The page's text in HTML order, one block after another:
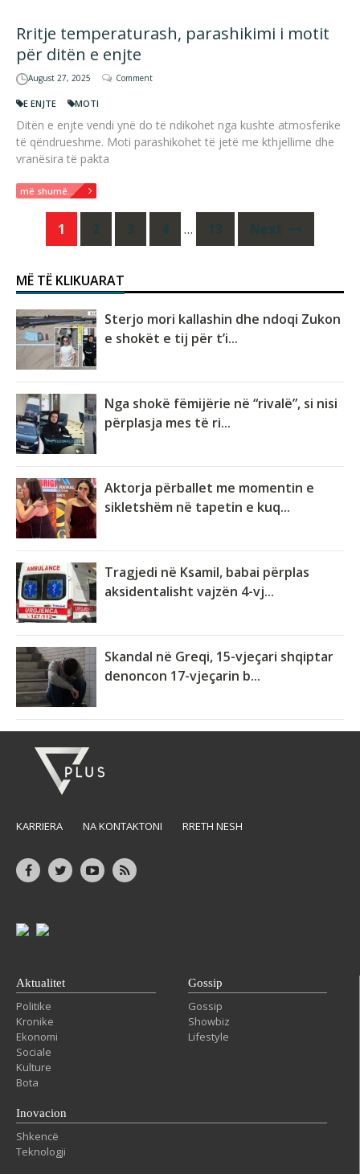
Rritje temperaturash, parashikimi i motit
për ditën e enjte
August 27, 2025 Comment
E ENJTE MOTI
Ditën e enjte vendi ynë do të ndikohet nga kushte atmosferike
të qëndrueshme. Moti parashikohet të jetë me kthjellime dhe
vranësira të pakta
më shumë...
Posts
navigation
1 2 3 4 … 13 Next
MË TË KLIKUARAT
Sterjo mori kallashin dhe ndoqi Zukon
e shokët e tij për t’i...
Nga shokë fëmijërie në “rivalë”, si nisi
përplasja mes të ri...
Aktorja përballet me momentin e
sikletshëm në tapetin e kuq...
Tragjedi në Ksamil, babai përplas
aksidentalisht vajzën 4-vj...
Skandal në Greqi, 15-vjeçari shqiptar
denoncon 17-vjeçarin b...
KARRIERA NA KONTAKTONI RRETH NESH
Aktualitet
Politike
Kronike
Ekonomi
Sociale
Kulture
Bota
Gossip
Gossip
Showbiz
Lifestyle
Inovacion
Shkencë
Teknologji